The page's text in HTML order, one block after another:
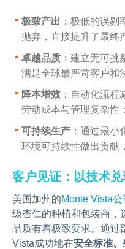
极致产出 ：极低的误
抛弃，直接提升了最终
卓越品质 ：建立无可
满足全球最严苛客户和
降本增效 ：自动化流
劳动成本与管理复杂性
可持续生产 ：通过最
环境可持续性做出贡献
客户见证：以技术
美国加州的Monte Vista公
级杏仁的种植和包装商，
品质有着极致要求。通过
Vista成功地在安全标准